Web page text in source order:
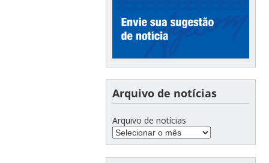
Arquivo de notícias
Arquivo de notícias